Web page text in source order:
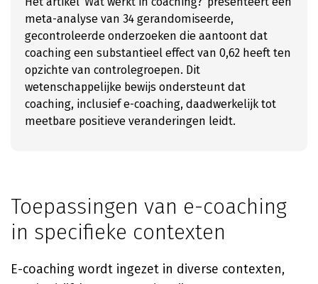
meta-analyse van 34 gerandomiseerde,
gecontroleerde onderzoeken die aantoont dat
coaching een substantieel effect van 0,62 heeft ten
opzichte van controlegroepen. Dit
wetenschappelijke bewijs ondersteunt dat
coaching, inclusief e-coaching, daadwerkelijk tot
meetbare positieve veranderingen leidt.
Toepassingen van e-coaching
in specifieke contexten
E-coaching wordt ingezet in diverse contexten,